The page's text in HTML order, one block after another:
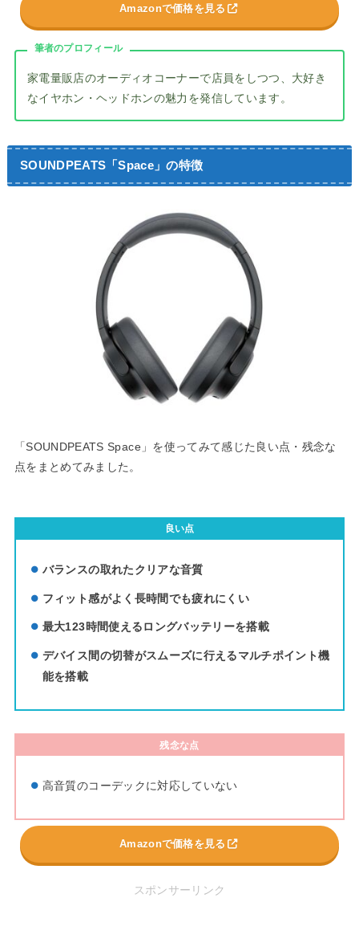
Amazonで価格を見る
筆者のプロフィール
家電量販店のオーディオコーナーで店員をしつつ、大好き
なイヤホン・ヘッドホンの魅力を発信しています。
SOUNDPEATS「Space」の特徴
「SOUNDPEATS Space」を使ってみて感じた良い点・残念な
点をまとめてみました。
良い点
バランスの取れたクリアな音質
フィット感がよく長時間でも疲れにくい
最大123時間使えるロングバッテリーを搭載
デバイス間の切替がスムーズに行えるマルチポイント機
能を搭載
残念な点
高音質のコーデックに対応していない
Amazonで価格を見る
スポンサーリンク